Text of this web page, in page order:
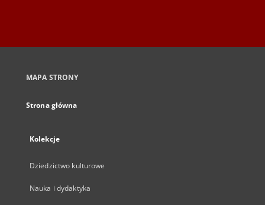
MAPA STRONY
Strona główna
Kolekcje
Dziedzictwo kulturowe
Nauka i dydaktyka